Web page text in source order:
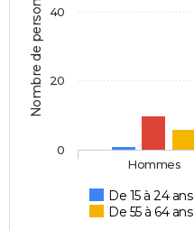
Nombre de personnes
De 15 à 24 ans
De 55 à 64 ans
Hommes
0
20
40